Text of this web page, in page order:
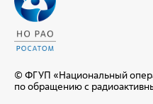
© ФГУП «Национальный
по обращению с